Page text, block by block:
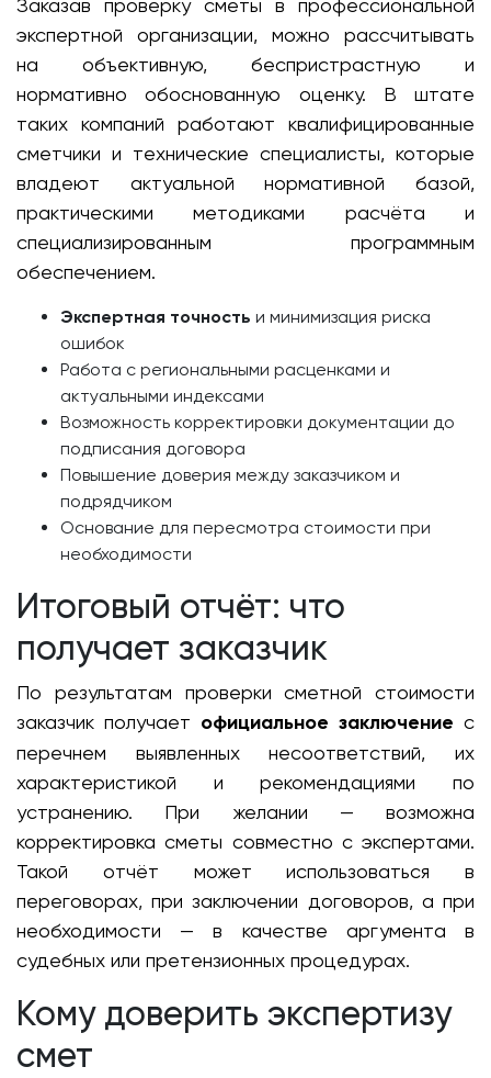
Заказав проверку сметы в профессиональной
экспертной организации, можно рассчитывать
на объективную, беспристрастную и
нормативно обоснованную оценку. В штате
таких компаний работают квалифицированные
сметчики и технические специалисты, которые
владеют актуальной нормативной базой,
практическими методиками расчёта и
специализированным программным
обеспечением.
Экспертная точность и минимизация риска
ошибок
Работа с региональными расценками и
актуальными индексами
Возможность корректировки документации до
подписания договора
Повышение доверия между заказчиком и
подрядчиком
Основание для пересмотра стоимости при
необходимости
Итоговый отчёт: что
получает заказчик
По результатам проверки сметной стоимости
заказчик получает официальное заключение с
перечнем выявленных несоответствий, их
характеристикой и рекомендациями по
устранению. При желании — возможна
корректировка сметы совместно с экспертами.
Такой отчёт может использоваться в
переговорах, при заключении договоров, а при
необходимости — в качестве аргумента в
судебных или претензионных процедурах.
Кому доверить экспертизу
смет